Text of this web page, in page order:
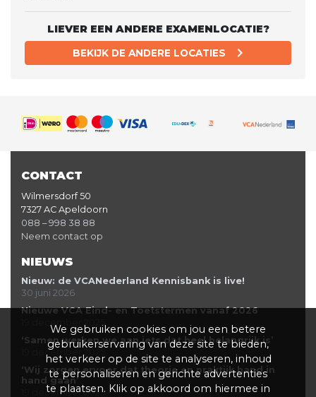
LIEVER EEN ANDERE EXAMENLOCATIE?
BEKIJK DE ANDERE LOCATIES
CONTACT
Wilmersdorf 50
7327 AC Apeldoorn
088 – 998 38 88
Neem contact op
NIEUWS
Nieuw: de VCANederland Kennisbank is live!
30 juni 2026
Nieuwe VCA Eind- en Toetstermen vanaf 2026
19 december 2025
‘Samen werken we aan iets dat heel belangrijk is’
19 december 2025
‘Wij zorgen ervoor dat theorie en praktijk hand in
hand gaan’
19 december 2025
We gebruiken cookies om jou een betere
gebruikerservaring van deze site te bieden,
het verkeer op de site te analyseren, inhoud
te personaliseren en gerichte advertenties
te plaatsen. Klik op akkoord om hiermee in